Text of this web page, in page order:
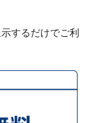
するだけでご利